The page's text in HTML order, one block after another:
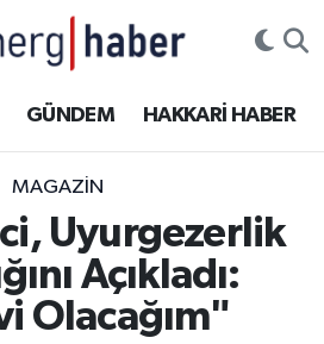
GÜNDEM HAKKARİ HABER
MAGAZİN
Uyurgezerlik
Açıkladı:
Olacağım"
Haritası
Durumu ve Fikstür